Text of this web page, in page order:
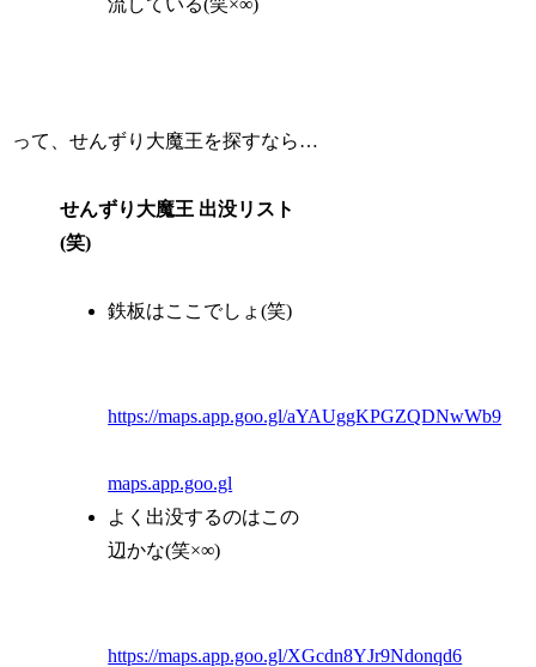
流している(笑×∞)
って、せんずり大魔王を探すなら…
せんずり大魔王 出没リスト
(笑)
鉄板はここでしょ(笑)
https://maps.app.goo.gl/aYAUggKPGZQDNwWb9
maps.app.goo.gl
よく出没するのはこの
辺かな(笑×∞)
https://maps.app.goo.gl/XGcdn8YJr9Ndonqd6